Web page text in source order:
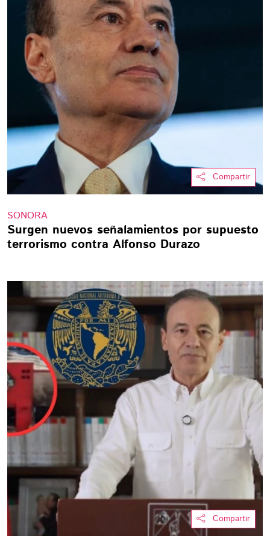
Compartir
SONORA
Surgen nuevos señalamientos por supuesto
terrorismo contra Alfonso Durazo
Compartir